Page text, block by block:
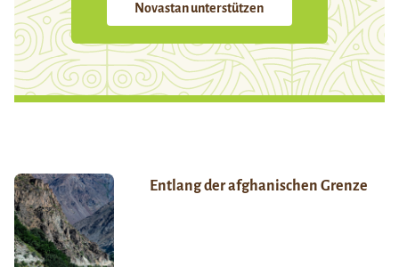
Novastan unterstützen
Entlang der afghanischen Grenze